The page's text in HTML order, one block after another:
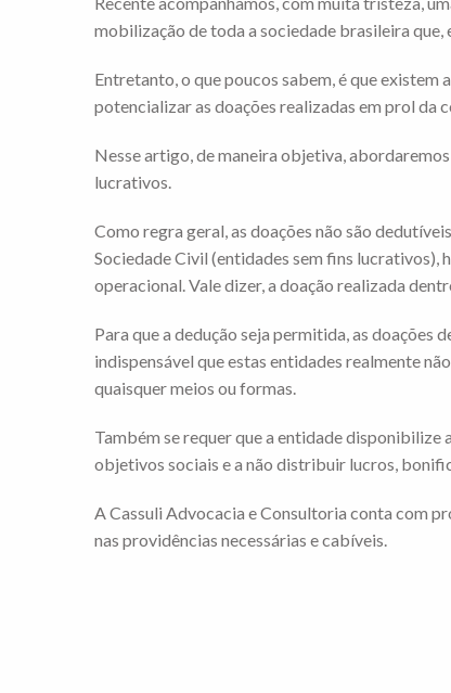
mobilização de toda a sociedade brasileira
Entretanto, o que poucos sabem, é que
potencializar as doações realizadas em prol da
Nesse artigo, de maneira objetiva,
lucrativos.
Como regra geral, as doações não são
Sociedade Civil (entidades sem fins lucrativos),
operacional. Vale dizer, a doação realizada
Para que a dedução seja permitida, as
indispensável que estas entidades realmente
quaisquer meios ou formas.
Também se requer que a entidade disponibilize
objetivos sociais e a não distribuir lucros,
A Cassuli Advocacia e Consultoria conta com
nas providências necessárias e cabíveis.